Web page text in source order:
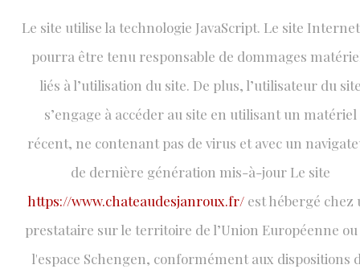
Le site utilise la technologie JavaScript. Le site
pourra être tenu responsable de dommages
liés à l’utilisation du site. De plus, l’utilisateur du
s’engage à accéder au site en utilisant un matériel
récent, ne contenant pas de virus et avec un
de dernière génération mis-à-jour Le site
https://www.chateaudesjanroux.fr/est hébergé chez
prestataire sur le territoire de l’Union Européenne ou
l'espace Schengen, conformément aux dispositions